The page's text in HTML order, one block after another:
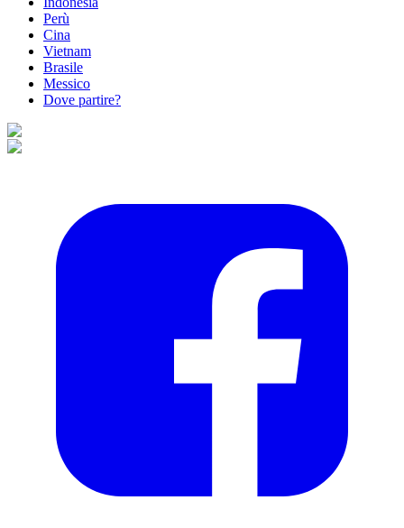
Perù
Cina
Vietnam
Brasile
Messico
Dove partire?